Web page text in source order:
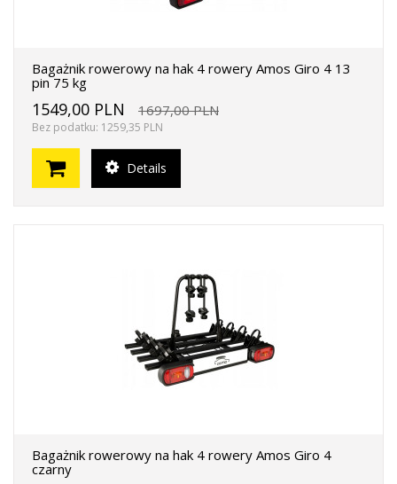
Bagażnik rowerowy na hak 4 rowery Amos Giro 4 13
pin 75 kg
1549,00 PLN 1697,00 PLN
Bez podatku: 1259,35 PLN
Details
Bagażnik rowerowy na hak 4 rowery Amos Giro 4
czarny